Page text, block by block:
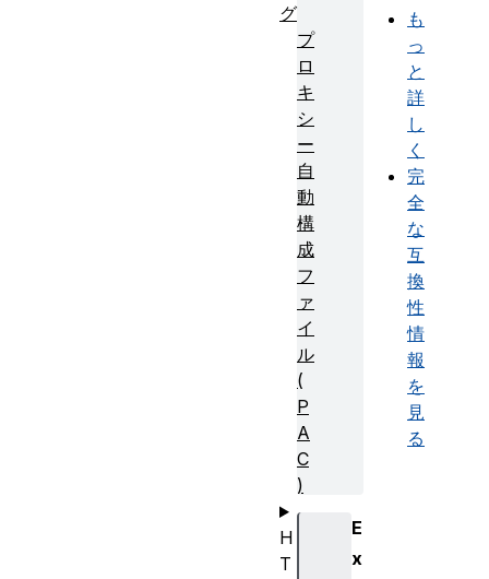
も
っ
と
詳
し
く
完
全
な
互
換
性
情
報
を
見
る
E
x
グ
プ
ロ
キ
シ
ー
自
動
構
成
フ
ァ
イ
ル
(
P
A
C
)
H
T